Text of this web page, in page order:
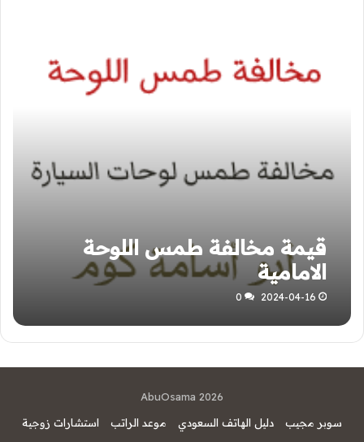
قيمة مخالفة طمس اللوحة
الامامية
2024-04-16
0
AbuOsama 2026
سوبر مجيب
دليل الهاتف السعودي موعد الراتب استشارات زوجية